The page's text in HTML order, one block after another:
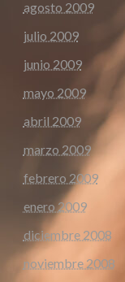
agosto 2009
julio 2009
junio 2009
mayo 2009
abril 2009
marzo 2009
febrero 2009
enero 2009
diciembre 2008
noviembre 2008